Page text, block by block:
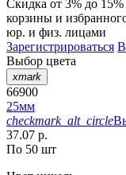
Скидка от 3% до 15%
корзины и
юр. и физ. лицами
Зарегистрироваться
Выбор цвета
xmark
66900
25мм
checkmark_alt_circle
37.07 р.
По 50 шт